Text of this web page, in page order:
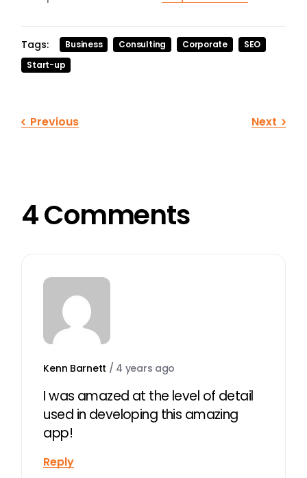
Tags: Business Consulting Corporate
SEO
Start-up
Previous Next
4 Comments
Kenn Barnett / 4 years ago
I was amazed at the level of detail
used in developing this amazing
app!
Reply